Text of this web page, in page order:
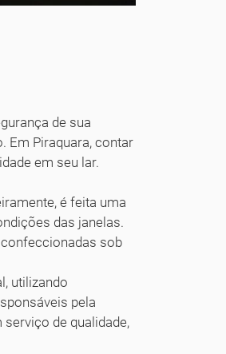
de sua
Em Piraquara, contar
em seu lar.
é feita uma
das janelas.
sob
utilizando
pela
de qualidade,